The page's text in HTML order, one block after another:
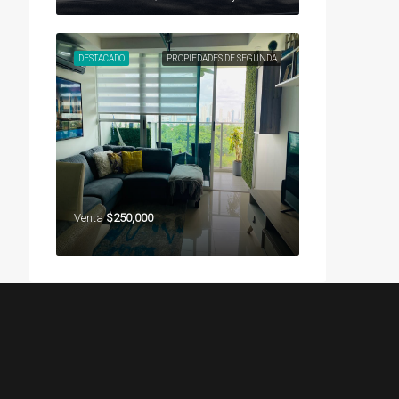
PROPIEDADES DE SEGUNDA
DESTACADO
Venta$250,000